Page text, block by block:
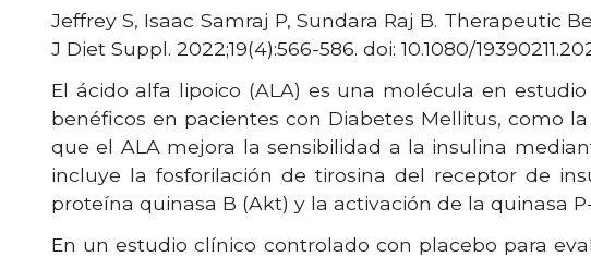
Jeffrey S, Isaac Samraj P, Sundara Raj B. Therapeutic
J Diet Suppl. 2022;19(4):566-586. doi: 10.1080/
El ácido alfa lipoico (ALA) es una molécula en
benéficos en pacientes con Diabetes Mellitus, como
que el ALA mejora la sensibilidad a la insulina
incluye la fosforilación de tirosina del receptor de
proteína quinasa B (Akt) y la activación de la quinasa P-
En un estudio clínico controlado con placebo para